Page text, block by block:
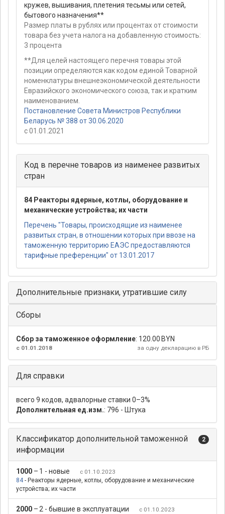
кружев, вышивания, плетения тесьмы или сетей,
бытового назначения**
Размер платы в рублях или процентах от стоимости
товара без учета налога на добавленную стоимость:
3 процента
**Для целей настоящего перечня товары этой
позиции определяются как кодом единой Товарной
номенклатуры внешнеэкономической деятельности
Евразийского экономического союза, так и кратким
наименованием.
Постановление Совета Министров Республики
Беларусь № 388 от 30.06.2020
с 01.01.2021
Код в перечне товаров из наименее развитых
стран
84 Реакторы ядерные, котлы, оборудование и
механические устройства; их части
Перечень "Товары, происходящие из наименее
развитых стран, в отношении которых при ввозе на
таможенную территорию ЕАЭС предоставляются
тарифные преференции" от 13.01.2017
Дополнительные признаки, утратившие силу
Сборы
Сбор за таможенное оформление: 120.00 BYN
за одну декларацию в РБ
с 01.01.2018
Для справки
всего 9 кодов, адвалорные ставки 0–3%
Дополнительная ед.изм.: 796 - Штука
Классификатор дополнительной таможенной
информации
2
1000 – 1 - новые
с 01.10.2023
84- Реакторы ядерные, котлы, оборудование и механические
устройства; их части
2000 – 2 - бывшие в эксплуатации
с 01.10.2023